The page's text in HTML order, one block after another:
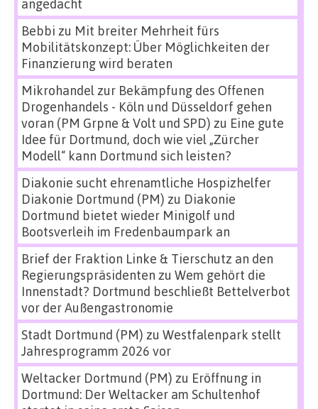
angedacht
Bebbi zu Mit breiter Mehrheit fürs
Mobilitätskonzept: Über Möglichkeiten der
Finanzierung wird beraten
Mikrohandel zur Bekämpfung des Offenen
Drogenhandels - Köln und Düsseldorf gehen
voran (PM Grpne & Volt und SPD) zu Eine gute
Idee für Dortmund, doch wie viel „Zürcher
Modell“ kann Dortmund sich leisten?
Diakonie sucht ehrenamtliche Hospizhelfer
Diakonie Dortmund (PM) zu Diakonie
Dortmund bietet wieder Minigolf und
Bootsverleih im Fredenbaumpark an
Brief der Fraktion Linke & Tierschutz an den
Regierungspräsidenten zu Wem gehört die
Innenstadt? Dortmund beschließt Bettelverbot
vor der Außengastronomie
Stadt Dortmund (PM) zu Westfalenpark stellt
Jahresprogramm 2026 vor
Weltacker Dortmund (PM) zu Eröffnung in
Dortmund: Der Weltacker am Schultenhof